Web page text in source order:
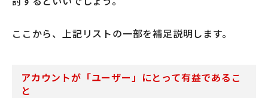
ここから、上記リストの一部を補足説明します。
アカウントが「ユーザー」にとって有益であるこ
と